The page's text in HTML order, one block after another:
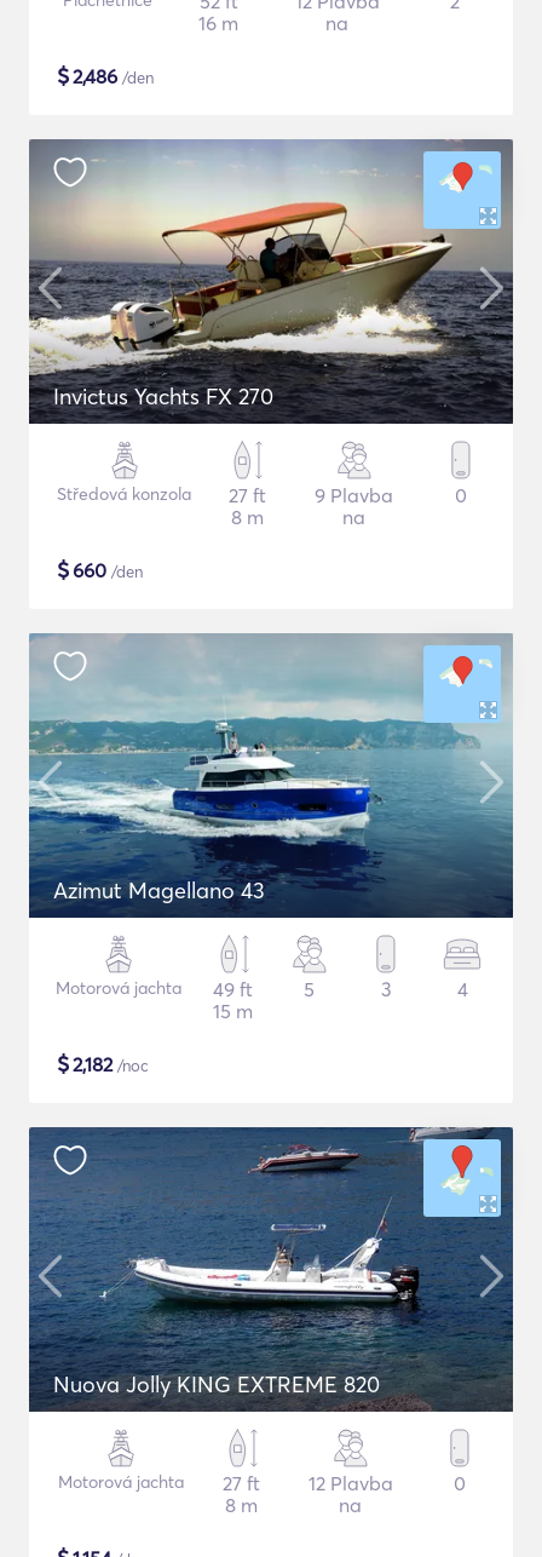
16 m
na
$2,486 /den
Invictus Yachts FX 270
Středová konzola
27 ft
8 m
9 Plavba
na
0
$660 /den
Azimut Magellano 43
Motorová jachta
49 ft
15 m
5 3 4
$2,182/noc
Nuova Jolly KING EXTREME 820
Motorová jachta
27 ft
8 m
12 Plavba
na
0